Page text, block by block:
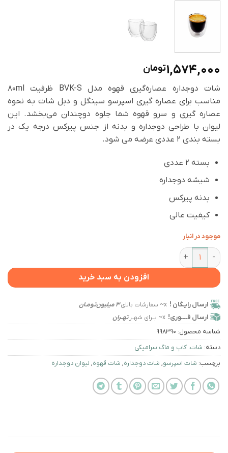
1,574,000تومان
شات دوجداره عصاره‌گیری قهوه مدل BVK-S ظرفیت 80ml
مناسب برای عصاره گیری اسپرسو سینگل و دبل شات به نحوه
عصاره گیری و سرو قهوه شما جلوه دوچندان می‌بخشد. این
لیوان با طراحی دوجداره و بدنه از جنس پیرکس درجه یک در
بسته بندی 2 عددی عرضه می شود.
بسته 2 عددی
شیشه دوجداره
بدنه پیرکس
کیفیت عالی
موجود در انبار
شات دوجداره عصاره‌گیری قهوه مدل BVK-14 ظرفیت 80ml بسته 2عددی عدد
افزودن به سبد خرید
ارسال رایـگان ! x~ سفارشات بالای 3 میلیون‌تـومـان
ارسال فــــوری! x~ بــرای شهــر تهــران
شناسه محصول: 998390
دسته: شات، کاپ و ماگ سرامیکی
برچسب: شات اسپرسو, شات دوجداره, شات قهوه, لیوان دوجداره